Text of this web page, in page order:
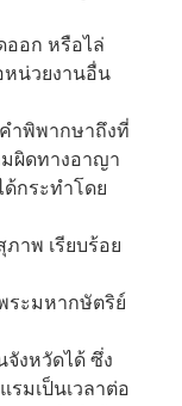
ออก หรือไล่
หน่วยงานอื่น
ำพิพากษาถึงที่
ผิดทางอาญา
กระทำโดย
าพ เรียบร้อย
ระมหากษัตริย์
งหวัดได้ ซึ่ง
รมเป็นเวลาต่อ